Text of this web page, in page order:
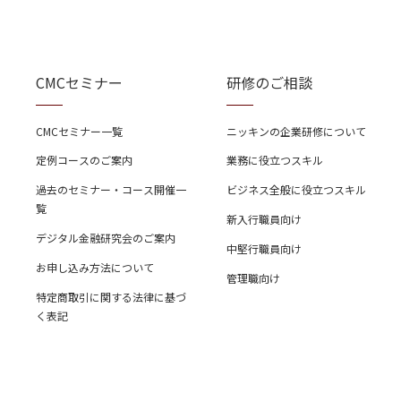
CMCセミナー
CMCセミナー一覧
定例コースのご案内
過去のセミナー・コース開催一
覧
デジタル金融研究会のご案内
お申し込み方法について
特定商取引に関する法律に基づ
く表記
研修のご相談
ニッキンの企業研修について
業務に役立つスキル
ビジネス全般に役立つスキル
新入行職員向け
中堅行職員向け
管理職向け